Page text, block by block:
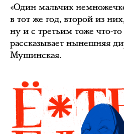
«Один мальчик
в тот же год, второй из
ну и с третьим тоже что-
рассказывает нынешняя
Мушинская.